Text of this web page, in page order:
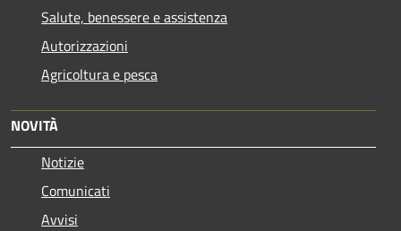
Salute, benessere e assistenza
Autorizzazioni
Agricoltura e pesca
NOVITÀ
Notizie
Comunicati
Avvisi